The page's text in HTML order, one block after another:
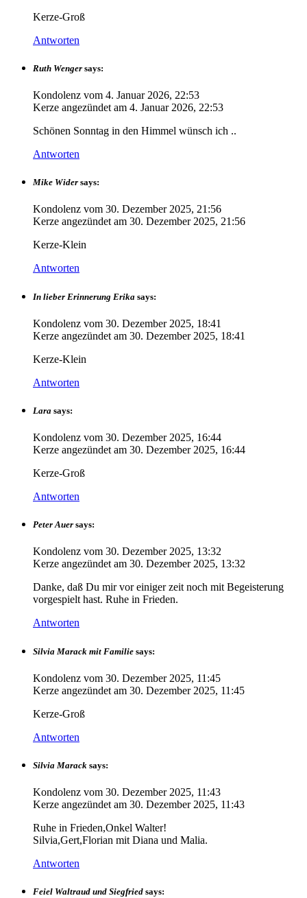
Kerze-Groß
Antworten
Ruth Wenger says:
Kondolenz vom 4. Januar 2026, 22:53
Kerze angezündet am 4. Januar 2026, 22:53
Schönen Sonntag in den Himmel wünsch ich ..
Antworten
Mike Wider says:
Kondolenz vom 30. Dezember 2025, 21:56
Kerze angezündet am 30. Dezember 2025, 21:56
Kerze-Klein
Antworten
In lieber Erinnerung Erika says:
Kondolenz vom 30. Dezember 2025, 18:41
Kerze angezündet am 30. Dezember 2025, 18:41
Kerze-Klein
Antworten
Lara says:
Kondolenz vom 30. Dezember 2025, 16:44
Kerze angezündet am 30. Dezember 2025, 16:44
Kerze-Groß
Antworten
Peter Auer says:
Kondolenz vom 30. Dezember 2025, 13:32
Kerze angezündet am 30. Dezember 2025, 13:32
Danke, daß Du mir vor einiger zeit noch mit Begeisterung
vorgespielt hast. Ruhe in Frieden.
Antworten
Silvia Marack mit Familie says:
Kondolenz vom 30. Dezember 2025, 11:45
Kerze angezündet am 30. Dezember 2025, 11:45
Kerze-Groß
Antworten
Silvia Marack says:
Kondolenz vom 30. Dezember 2025, 11:43
Kerze angezündet am 30. Dezember 2025, 11:43
Ruhe in Frieden,Onkel Walter!
Silvia,Gert,Florian mit Diana und Malia.
Antworten
Feiel Waltraud und Siegfried says: